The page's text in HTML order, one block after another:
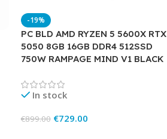
-19%
PC BLD AMD RYZEN 5 5600X RTX
5050 8GB 16GB DDR4 512SSD
750W RAMPAGE MIND V1 BLACK
In stock
€899.00 €729.00